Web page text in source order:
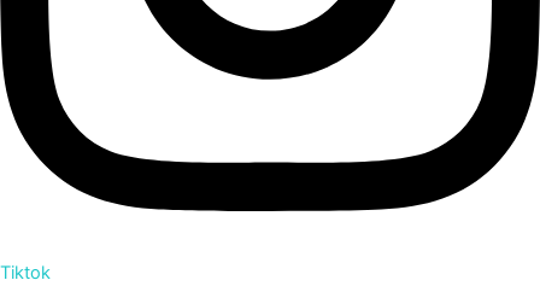
Tiktok